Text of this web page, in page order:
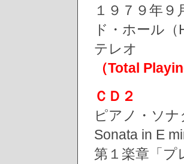
１９７９年
ド・ホール
テレオ
（Total
ＣＤ２
ピアノ・ソ
Sonata in E
第１楽章「プ